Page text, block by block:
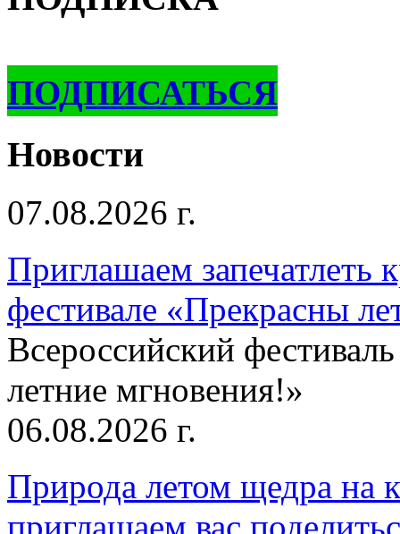
ПОДПИСАТЬСЯ
Новости
07.08.2026 г.
Приглашаем запечатлеть
фестивале «Прекрасны
Всероссийский
летние мгновения!»
06.08.2026 г.
Природа летом щедра на
приглашаем вас